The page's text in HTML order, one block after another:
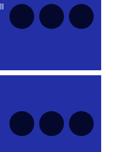
pour cette série pour